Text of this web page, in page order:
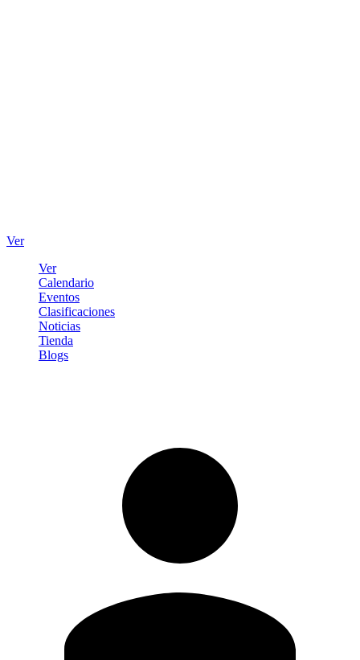
Ver
Ver
Calendario
Eventos
Clasificaciones
Noticias
Tienda
Blogs